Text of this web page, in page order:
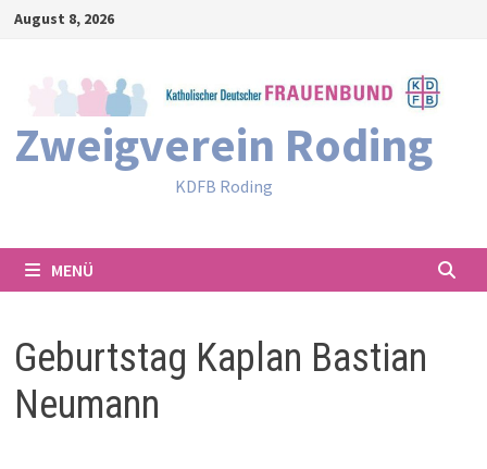
Zum
August 8, 2026
Zweigverein Roding
KDFB Roding
MENÜ
Geburtstag Kaplan Bastian
Neumann